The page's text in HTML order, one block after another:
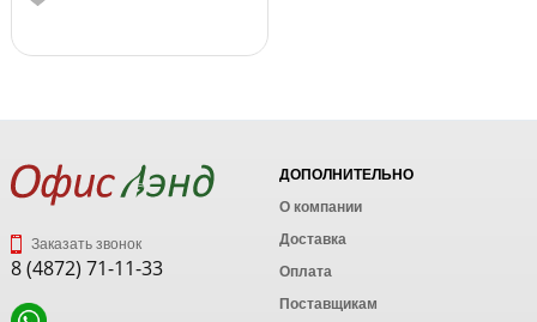
Заказать звонок
8 (4872) 71-11-33
ДОПОЛНИТЕЛЬНО
О компании
Доставка
Оплата
Поставщикам